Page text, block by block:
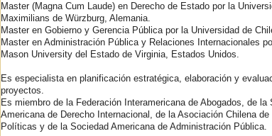
Master (Magna Cum Laude) en Derecho de Estado por la
Maximilians de Würzburg, Alemania.
Master en Gobierno y Gerencia Pública por la Universidad de
Master en Administración Pública y Relaciones Internacionales
Mason University del Estado de Virginia, Estados Unidos.
Es especialista en planificación estratégica, elaboración y
proyectos.
Es miembro de la Federación Interamericana de Abogados, de la
Americana de Derecho Internacional, de la Asociación Chilena de
Políticas y de la Sociedad Americana de Administración Pública.